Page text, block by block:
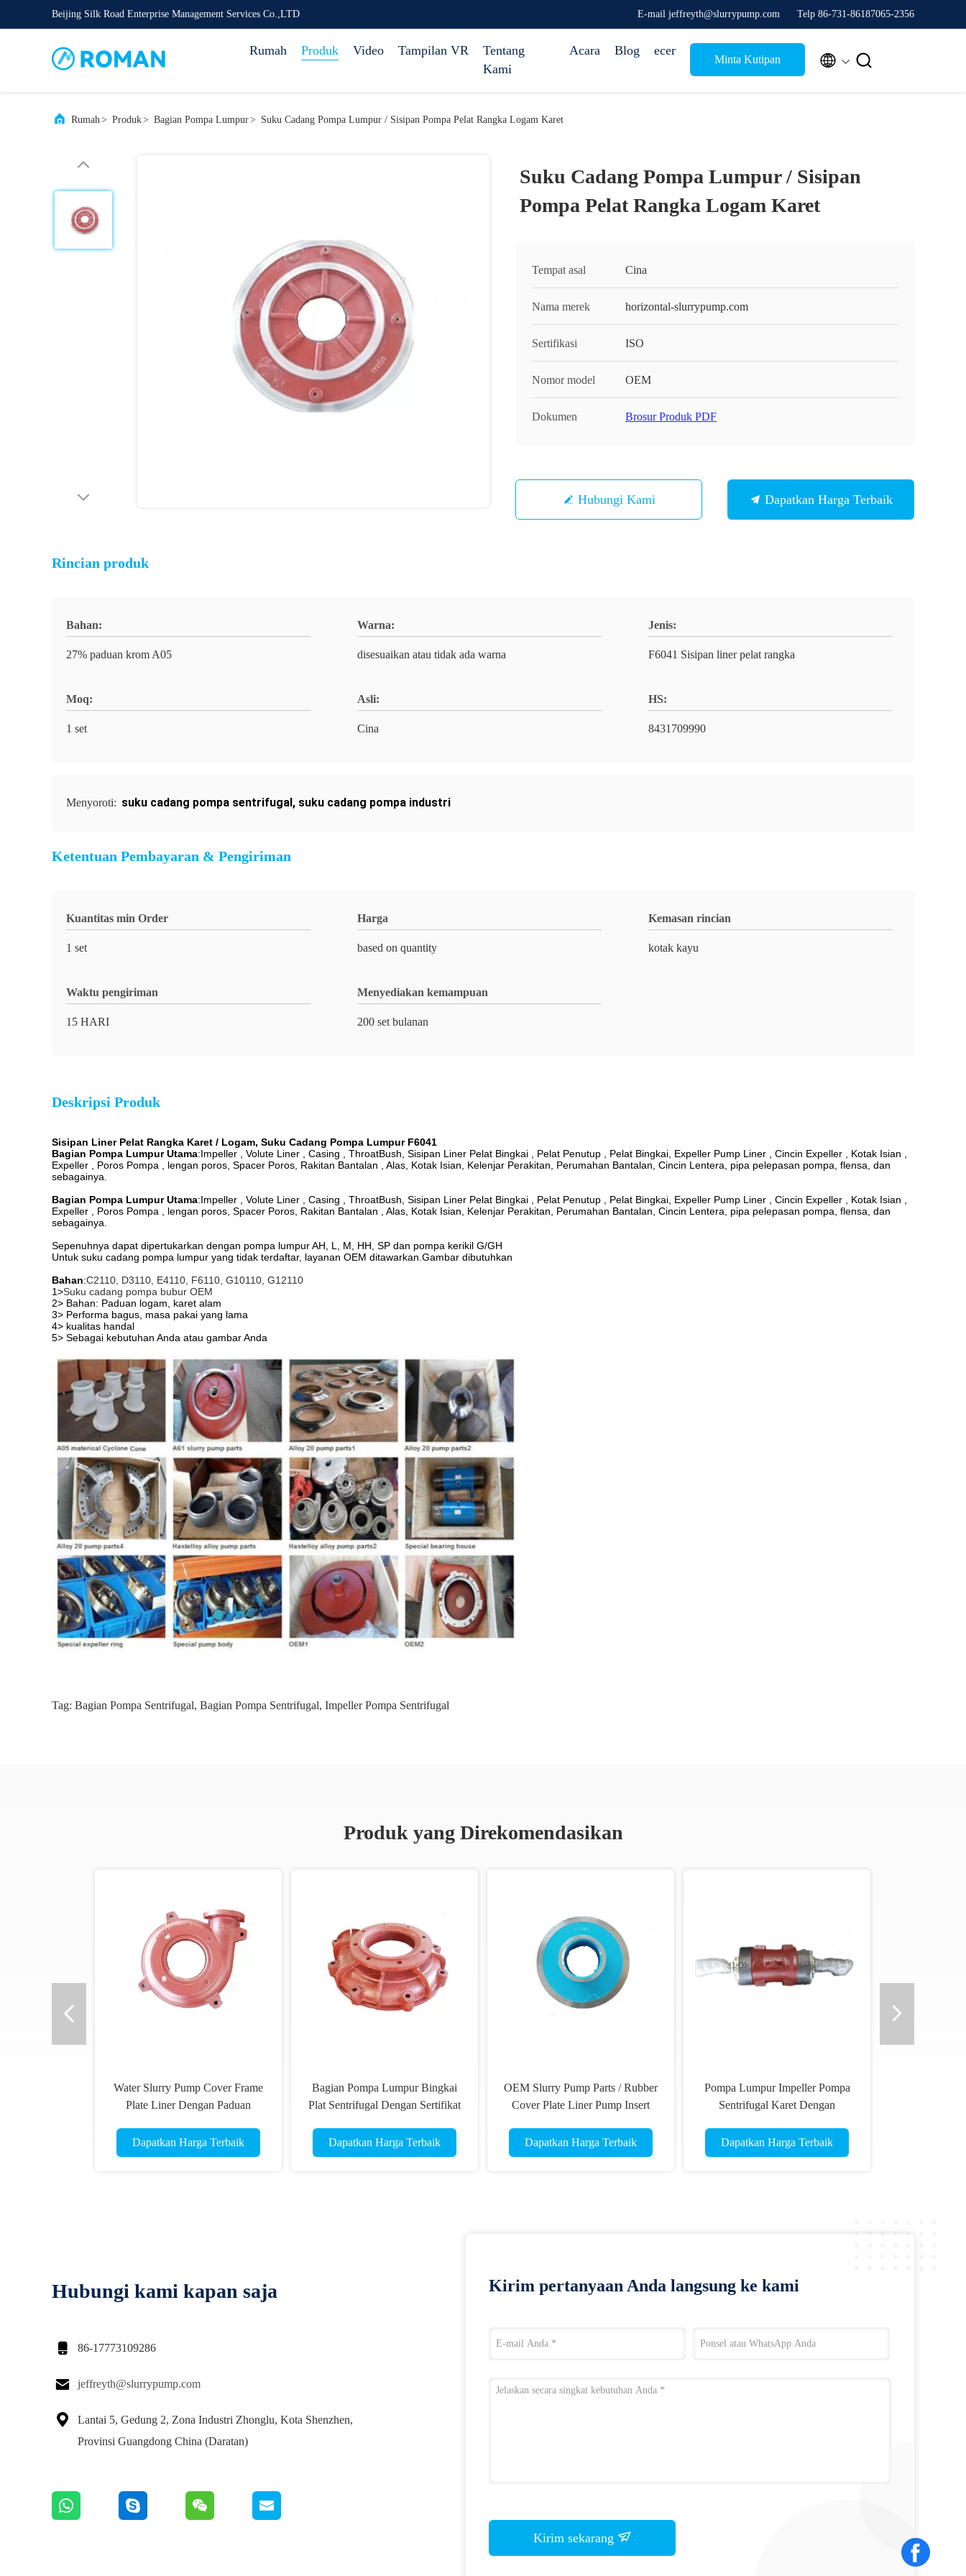
Beijing Silk Road Enterprise Management Services Co.,LTD E-mail jeffreyth@slurrypump.com Telp 86-731-86187065-2356
Rumah Produk Video Tampilan VR
Tentang
Kami
Acara Blog ecer
Minta Kutipan  
Rumah> Produk> Bagian Pompa Lumpur> Suku Cadang Pompa Lumpur / Sisipan Pompa Pelat Rangka Logam Karet
Suku Cadang Pompa Lumpur / Sisipan
Pompa Pelat Rangka Logam Karet
Tempat asal Cina
Nama merek horizontal-slurrypump.com
Sertifikasi ISO
Nomor model OEM
Dokumen Brosur Produk PDF
Hubungi Kami Dapatkan Harga Terbaik
Rincian produk
Bahan:
27% paduan krom A05
Warna:
disesuaikan atau tidak ada warna
Jenis:
F6041 Sisipan liner pelat rangka
Moq:
1 set
Asli:
Cina
HS:
8431709990
Menyoroti: suku cadang pompa sentrifugal, suku cadang pompa industri
Ketentuan Pembayaran & Pengiriman
Kuantitas min Order
1 set
Harga
based on quantity
Kemasan rincian
kotak kayu
Waktu pengiriman
15 HARI
Menyediakan kemampuan
200 set bulanan
Deskripsi Produk
Sisipan Liner Pelat Rangka Karet / Logam, Suku Cadang Pompa Lumpur F6041
Bagian Pompa Lumpur Utama:Impeller , Volute Liner , Casing , ThroatBush, Sisipan Liner Pelat Bingkai , Pelat Penutup , Pelat Bingkai, Expeller Pump Liner , Cincin Expeller , Kotak Isian ,
Expeller , Poros Pompa , lengan poros, Spacer Poros, Rakitan Bantalan , Alas, Kotak Isian, Kelenjar Perakitan, Perumahan Bantalan, Cincin Lentera, pipa pelepasan pompa, flensa, dan
sebagainya.
Bagian Pompa Lumpur Utama:Impeller , Volute Liner , Casing , ThroatBush, Sisipan Liner Pelat Bingkai , Pelat Penutup , Pelat Bingkai, Expeller Pump Liner , Cincin Expeller , Kotak Isian ,
Expeller , Poros Pompa , lengan poros, Spacer Poros, Rakitan Bantalan , Alas, Kotak Isian, Kelenjar Perakitan, Perumahan Bantalan, Cincin Lentera, pipa pelepasan pompa, flensa, dan
sebagainya.
Sepenuhnya dapat dipertukarkan dengan pompa lumpur AH, L, M, HH, SP dan pompa kerikil G/GH
Untuk suku cadang pompa lumpur yang tidak terdaftar, layanan OEM ditawarkan.Gambar dibutuhkan
Bahan:C2110, D3110, E4110, F6110, G10110, G12110
1>Suku cadang pompa bubur OEM
2> Bahan: Paduan logam, karet alam
3> Performa bagus, masa pakai yang lama
4> kualitas handal
5> Sebagai kebutuhan Anda atau gambar Anda
Tag: Bagian Pompa Sentrifugal, Bagian Pompa Sentrifugal, Impeller Pompa Sentrifugal
Produk yang Direkomendasikan
Water Slurry Pump Cover Frame
Plate Liner Dengan Paduan
Dapatkan Harga Terbaik
Bagian Pompa Lumpur Bingkai
Plat Sentrifugal Dengan Sertifikat
Dapatkan Harga Terbaik
OEM Slurry Pump Parts / Rubber
Cover Plate Liner Pump Insert
Dapatkan Harga Terbaik
Pompa Lumpur Impeller Pompa
Sentrifugal Karet Dengan
Dapatkan Harga Terbaik
Hubungi kami kapan saja
 86-17773109286
 jeffreyth@slurrypump.com

Lantai 5, Gedung 2, Zona Industri Zhonglu, Kota Shenzhen,
Provinsi Guangdong China (Daratan)
Kirim pertanyaan Anda langsung ke kami
Kirim sekarang